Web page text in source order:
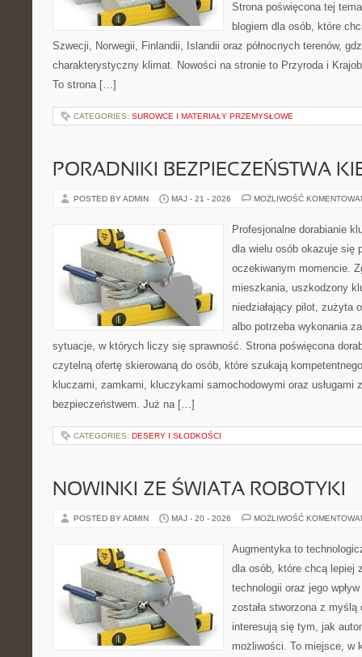
Strona poświęcona tej
blogiem dla osób, które
Szwecji, Norwegii, Finlandii, Islandii oraz północnych terenów,
charakterystyczny klimat. Nowości na stronie to Przyroda i
To strona […]
CATEGORIES: SUROWCE I MATERIAŁY PRZEMYSŁOWE
PORADNIKI BEZPIECZEŃSTWA
POSTED BY ADMIN MAJ - 21 - 2026 MOŻLIWOŚĆ
Profesjonalne dorabianie
dla wielu osób okazuje się
oczekiwanym momencie.
mieszkania, uszkodzony
niedziałający pilot, zużyta
albo potrzeba wykonania
sytuacje, w których liczy się sprawność. Strona poświęcona
czytelną ofertę skierowaną do osób, które szukają
kluczami, zamkami, kluczykami samochodowymi oraz usługami
bezpieczeństwem. Już na […]
CATEGORIES: DESERY I SŁODKOŚCI
NOWINKI ZE ŚWIATA ROBOTYKI
POSTED BY ADMIN MAJ - 20 - 2026 MOŻLIWOŚĆ
Augmentyka to
dla osób, które chcą lepiej
technologii oraz jego
została stworzona z
interesują się tym, jak
możliwości. To miejsce, w